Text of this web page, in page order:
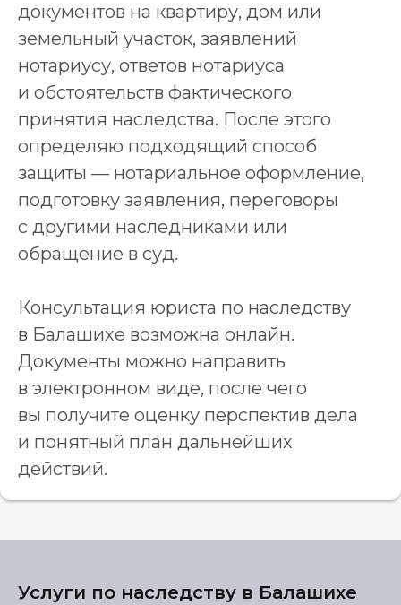
документов на квартиру, дом или
земельный участок, заявлений
нотариусу, ответов нотариуса
и обстоятельств фактического
принятия наследства. После этого
определяю подходящий способ
защиты — нотариальное оформление,
подготовку заявления, переговоры
с другими наследниками или
обращение в суд.
Консультация юриста по наследству
в Балашихе возможна онлайн.
Документы можно направить
в электронном виде, после чего
вы получите оценку перспектив дела
и понятный план дальнейших
действий.
Услуги по наследству в Балашихе